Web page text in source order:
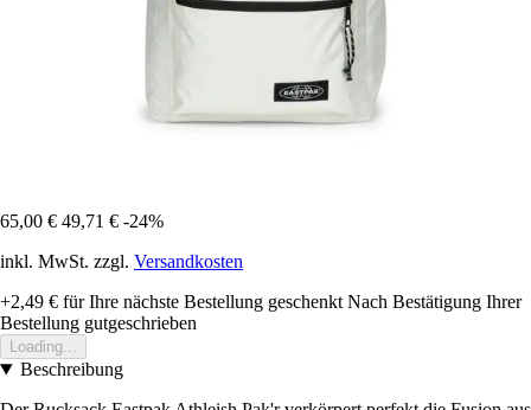
65,00 € 49,71 € -24%
inkl. MwSt. zzgl. Versandkosten
+2,49 € für Ihre nächste Bestellung geschenkt Nach Bestätigung Ihrer
Bestellung gutgeschrieben
Loading...
Beschreibung